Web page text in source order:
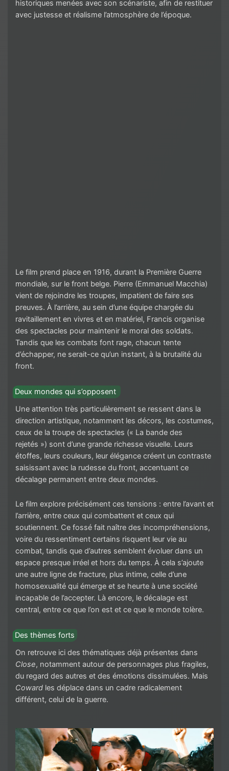
historiques menées avec son scénariste, afin de restituer
avec justesse et réalisme l’atmosphère de l’époque.
Le film prend place en 1916, durant la Première Guerre
mondiale, sur le front belge. Pierre (Emmanuel Macchia)
vient de rejoindre les troupes, impatient de faire ses
preuves. À l’arrière, au sein d’une équipe chargée du
ravitaillement en vivres et en matériel, Francis organise
des spectacles pour maintenir le moral des soldats.
Tandis que les combats font rage, chacun tente
d’échapper, ne serait-ce qu’un instant, à la brutalité du
front.
Deux mondes qui s’opposent
Une attention très particulièrement se ressent dans la
direction artistique, notamment les décors, les costumes,
ceux de la troupe de spectacles (« La bande des
rejetés ») sont d’une grande richesse visuelle. Leurs
étoffes, leurs couleurs, leur élégance créent un contraste
saisissant avec la rudesse du front, accentuant ce
décalage permanent entre deux mondes.
Le film explore précisément ces tensions : entre l’avant et
l’arrière, entre ceux qui combattent et ceux qui
soutiennent. Ce fossé fait naître des incompréhensions,
voire du ressentiment certains risquent leur vie au
combat, tandis que d’autres semblent évoluer dans un
espace presque irréel et hors du temps. À cela s’ajoute
une autre ligne de fracture, plus intime, celle d’une
homosexualité qui émerge et se heurte à une société
incapable de l’accepter. Là encore, le décalage est
central, entre ce que l’on est et ce que le monde tolère.
Des thèmes forts
On retrouve ici des thématiques déjà présentes dans
Close, notamment autour de personnages plus fragiles,
du regard des autres et des émotions dissimulées. Mais
Coward les déplace dans un cadre radicalement
différent, celui de la guerre.